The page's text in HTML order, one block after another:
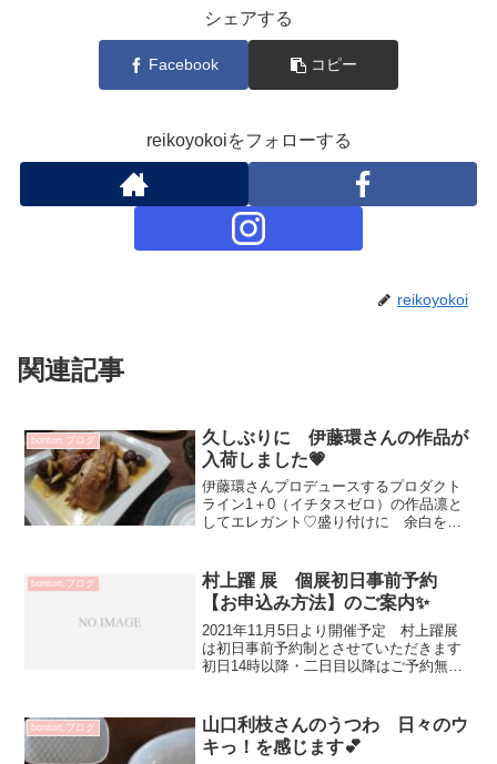
シェアする
Facebook コピー
reikoyokoiをフォローする
reikoyokoi
関連記事
bonton.ブログ
久しぶりに 伊藤環さんの作品が
入荷しました💗
伊藤環さんプロデュースするプロダクト
ライン1＋0（イチタスゼロ）の作品凛と
してエレガント♡盛り付けに 余白を楽
した（笑）前菜盛り合わせや ワンプレ
ート料理 パスタデ...
bonton.ブログ
村上躍 展 個展初日事前予約
【お申込み方法】のご案内✨
2021年11月5日より開催予定 村上躍展
は初日事前予約制とさせていただきます
初日14時以降・二日目以降はご予約無し
2021年11月5日（金）～10日（水）会期
中無休11...
bonton.ブログ
山口利枝さんのうつわ 日々のウ
キっ！を感じます💕